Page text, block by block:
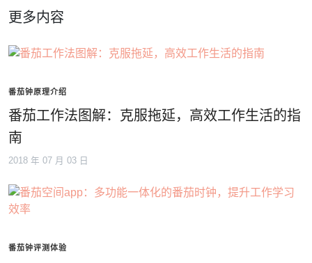
更多内容
番茄钟原理介绍
番茄工作法图解：克服拖延，高效工作生活的指
南
2018 年 07 月 03 日
番茄钟评测体验